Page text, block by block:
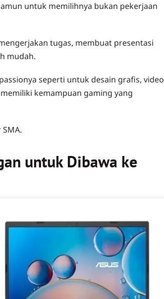
untuk memilihnya bukan pekerjaan
tugas, membuat presentasi
mudah.
seperti untuk desain grafis, video
kemampuan gaming yang
untuk Dibawa ke